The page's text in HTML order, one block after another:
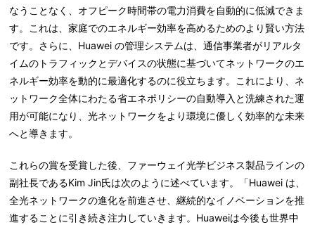
なうことなく、オフピーク時間帯の電力消費を自動的に低減できま
す。これは、家庭でのエネルギー効率を高めるためのより賢い方法
です。さらに、Huawei の管理システムは、通信事業者がリアルタ
イムのトラフィックとデバイスの状態に基づいてネットワークのエ
ネルギー効率を動的に最適化するのに役立ちます。これにより、ネ
ットワーク全体にわたる省エネポリシーの自動導入と洗練された運
用が可能になり、光ネットワークをより環境に優しく効率的な未来
へと導きます。
これらの賞を受賞した後、ファーウェイ光学ビジネス製品ラインの
副社長であるKim Jin氏は次のように述べています。「Huawei は、
全光ネットワークの進化を前進させ、継続的なイノベーションを推
進することに引き続き注力していきます。Huaweiは今後も世界中